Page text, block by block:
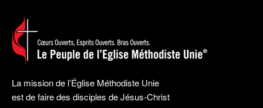
La mission de l’Église Méthodiste Unie
est de faire des disciples de Jésus-Christ